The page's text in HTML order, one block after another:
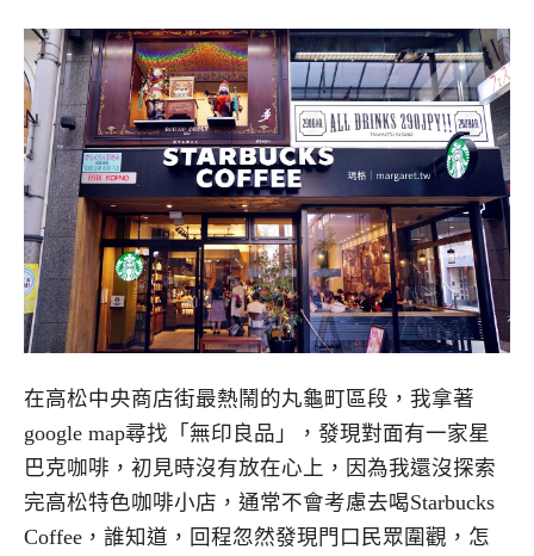
在高松中央商店街最熱鬧的丸龜町區段，我拿著
google map尋找「無印良品」，發現對面有一家星
巴克咖啡，初見時沒有放在心上，因為我還沒探索
完高松特色咖啡小店，通常不會考慮去喝Starbucks
Coffee，誰知道，回程忽然發現門口民眾圍觀，怎